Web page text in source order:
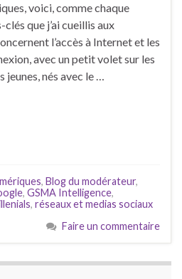
voici, comme chaque
que j’ai cueillis aux
l’accès à Internet et les
avec un petit volet sur les
nés avec le …
, Blog du modérateur,
, GSMA Intelligence,
, réseaux et medias sociaux
Faire un commentaire